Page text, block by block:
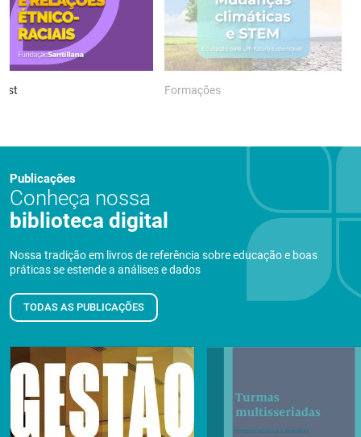
Formações
Publicações
Conheça nossa
biblioteca digital
Nossa tradição em livros de referência sobre educação e boas
práticas se estende a análises e dados
TODAS AS PUBLICAÇÕES